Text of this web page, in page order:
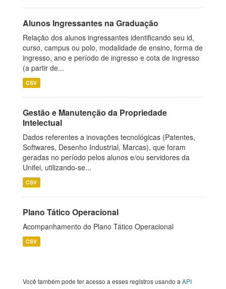
Alunos Ingressantes na Graduação
Relação dos alunos ingressantes identificando seu id,
curso, campus ou polo, modalidade de ensino, forma de
ingresso, ano e período de ingresso e cota de ingresso
(a partir de...
CSV
Gestão e Manutenção da Propriedade
Intelectual
Dados referentes a inovações tecnológicas (Patentes,
Softwares, Desenho Industrial, Marcas), que foram
geradas no período pelos alunos e/ou servidores da
Unifei, utilizando-se...
CSV
Plano Tático Operacional
Acompanhamento do Plano Tático Operacional
CSV
Você também pode ter acesso a esses registros usando a API